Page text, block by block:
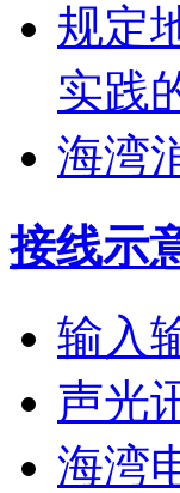
规定
实践
海湾
接线示
输入
声光
海湾